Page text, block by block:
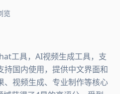
览
工具，AI视频生成工具，支
持国内使用，提供中文界面和
、视频生成、专业制作等核心